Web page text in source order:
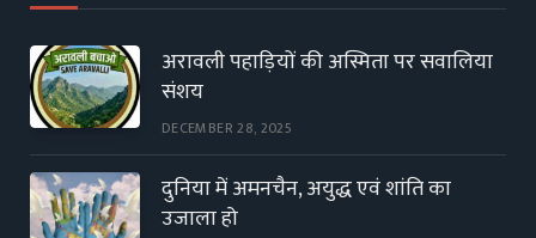
अरावली पहाड़ियों की अस्मिता पर सवालिया
संशय
DECEMBER 28, 2025
दुनिया में अमनचैन, अयुद्ध एवं शांति का
उजाला हो